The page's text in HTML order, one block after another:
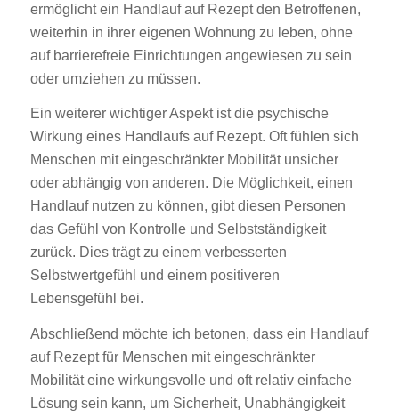
ermöglicht ein Handlauf auf Rezept den Betroffenen,
weiterhin in ihrer eigenen Wohnung zu leben, ohne
auf barrierefreie Einrichtungen angewiesen zu sein
oder umziehen zu müssen.
Ein weiterer wichtiger Aspekt ist die psychische
Wirkung eines Handlaufs auf Rezept. Oft fühlen sich
Menschen mit eingeschränkter Mobilität unsicher
oder abhängig von anderen. Die Möglichkeit, einen
Handlauf nutzen zu können, gibt diesen Personen
das Gefühl von Kontrolle und Selbstständigkeit
zurück. Dies trägt zu einem verbesserten
Selbstwertgefühl und einem positiveren
Lebensgefühl bei.
Abschließend möchte ich betonen, dass ein Handlauf
auf Rezept für Menschen mit eingeschränkter
Mobilität eine wirkungsvolle und oft relativ einfache
Lösung sein kann, um Sicherheit, Unabhängigkeit